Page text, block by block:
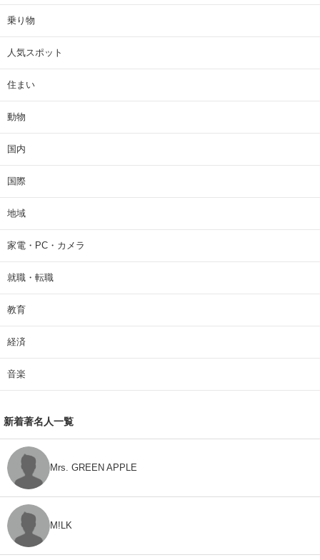
乗り物
人気スポット
住まい
動物
国内
国際
地域
家電・PC・カメラ
就職・転職
教育
経済
音楽
新着著名人一覧
Mrs. GREEN APPLE
M!LK